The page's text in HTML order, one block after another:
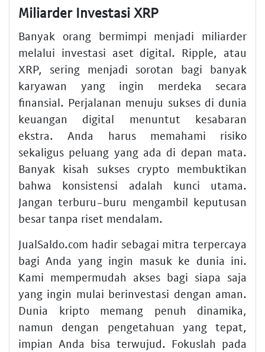
Miliarder Investasi XRP
Banyak orang bermimpi menjadi miliarder
melalui investasi aset digital. Ripple, atau
XRP, sering menjadi sorotan bagi banyak
karyawan yang ingin merdeka secara
finansial. Perjalanan menuju sukses di dunia
keuangan digital menuntut kesabaran
ekstra. Anda harus memahami risiko
sekaligus peluang yang ada di depan mata.
Banyak kisah sukses crypto membuktikan
bahwa konsistensi adalah kunci utama.
Jangan terburu-buru mengambil keputusan
besar tanpa riset mendalam.
JualSaldo.com hadir sebagai mitra terpercaya
bagi Anda yang ingin masuk ke dunia ini.
Kami mempermudah akses bagi siapa saja
yang ingin mulai berinvestasi dengan aman.
Dunia kripto memang penuh dinamika,
namun dengan pengetahuan yang tepat,
impian Anda bisa terwujud. Fokuslah pada